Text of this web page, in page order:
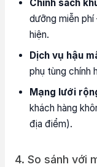
Chính sách
dưỡng miễn
hiện.
Dịch vụ hậu
phụ tùng chính
Mạng lưới
khách hàng
địa điểm).
4. So sánh với